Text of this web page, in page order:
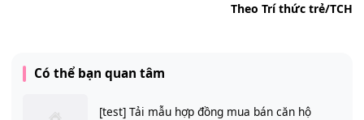
Theo Trí thức trẻ/TCH
Có thể bạn quan tâm
[test] Tải mẫu hợp đồng mua bán căn hộ